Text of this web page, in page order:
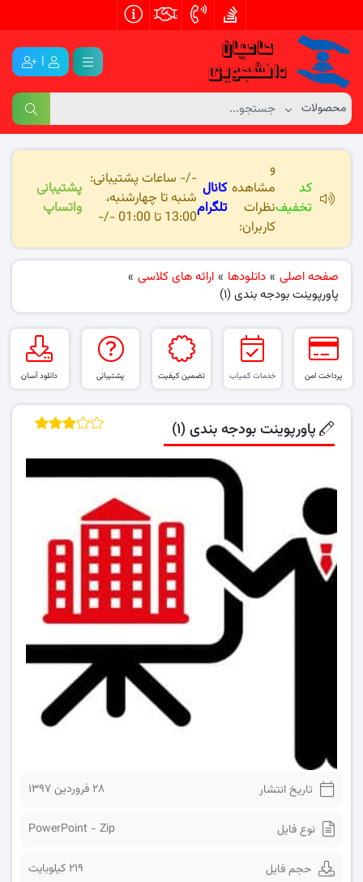
|
کد
تخفیف
و
مشاهده
نظرات
کاربران:
کانال
تلگرام
-/- ساعات پشتیبانی:
شنبه تا چهارشنبه،
13:00 تا 01:00 -/-
پشتیبانی
واتساپ
صفحه اصلی » دانلودها » ارائه های کلاسی »
پاورپوینت بودجه بندی (۱)
پرداخت امن خدمات کمیاب تضمین کیفیت پشتیبانی دانلود آسان
پاورپوینت بودجه بندی (۱)
تاریخ انتشار ۲۸ فروردین ۱۳۹۷
نوع فایل PowerPoint - Zip
حجم فایل 219 کیلوبایت